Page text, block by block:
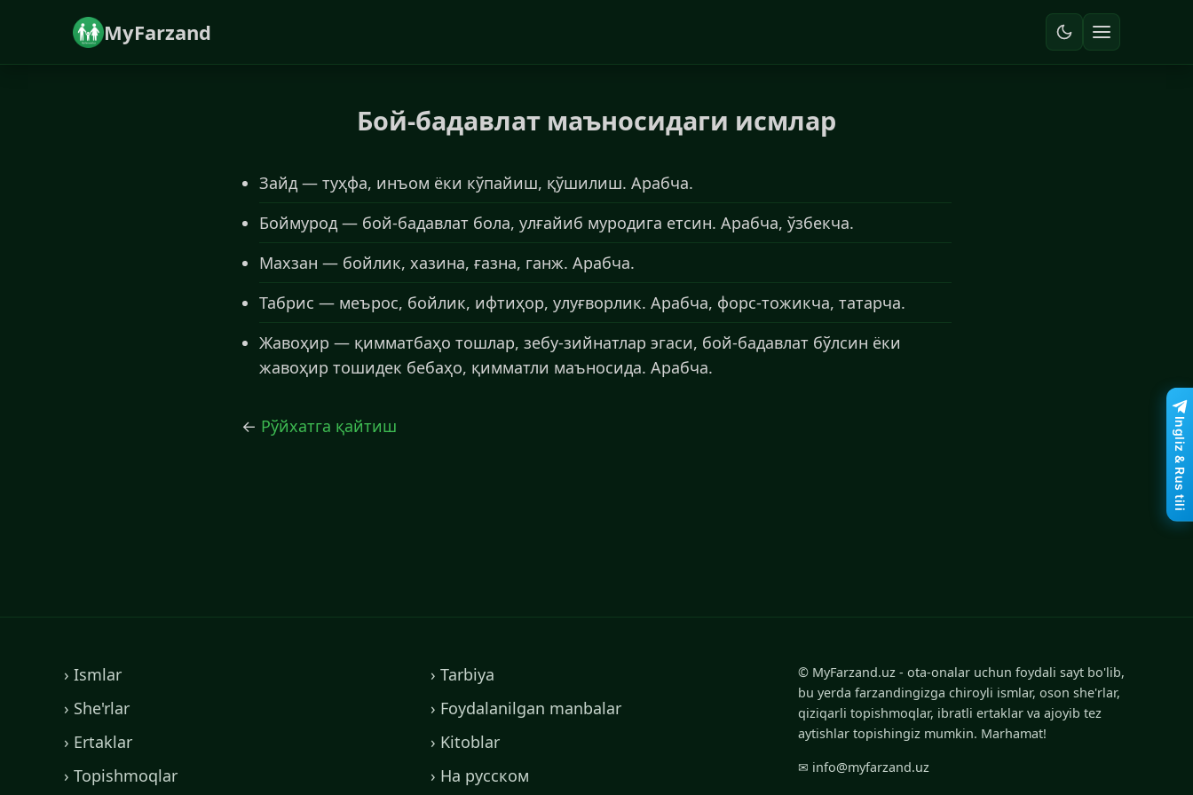
MyFarzand
Бой-бадавлат маъносидаги исмлар
Зайд — туҳфа, инъом ёки кўпайиш, қўшилиш. Арабча.
Боймурод — бой-бадавлат бола, улғайиб муродига етсин. Арабча, ўзбекча.
Махзан — бойлик, хазина, ғазна, ганж. Арабча.
Табрис — меърос, бойлик, ифтиҳор, улуғворлик. Арабча, форс-тожикча, татарча.
Жавоҳир — қимматбаҳо тошлар, зебу-зийнатлар эгаси, бой-бадавлат бўлсин ёки
жавоҳир тошидек бебаҳо, қимматли маъносида. Арабча.
← Рўйхатга қайтиш
› Ismlar
› She'rlar
› Ertaklar
› Topishmoqlar
› Tarbiya
› Foydalanilgan manbalar
› Kitoblar
› На русском
© MyFarzand.uz - ota-onalar uchun foydali sayt bo'lib,
bu yerda farzandingizga chiroyli ismlar, oson she'rlar,
qiziqarli topishmoqlar, ibratli ertaklar va ajoyib tez
aytishlar topishingiz mumkin. Marhamat!
✉ info@myfarzand.uz
Ingliz & Rus tili